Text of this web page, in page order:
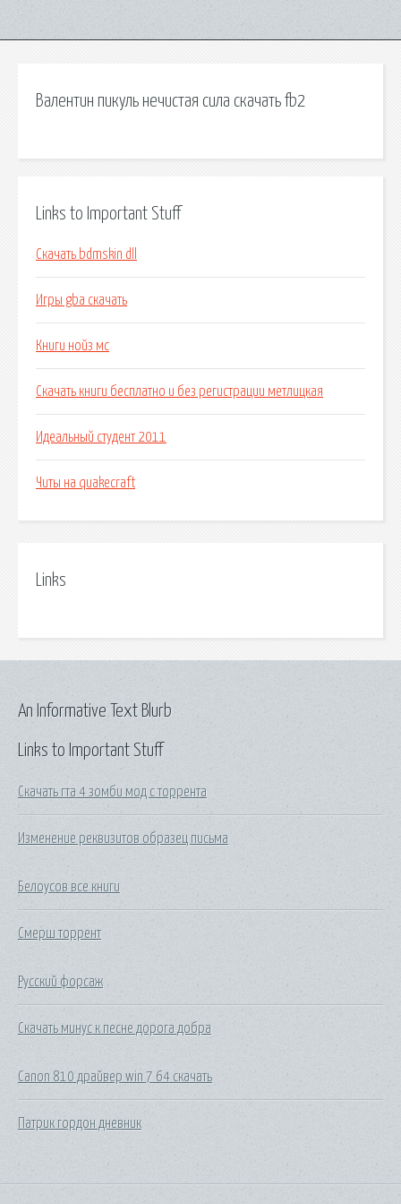
Валентин пикуль нечистая сила скачать fb2
Links to Important Stuff
Скачать bdmskin dll
Игры gba скачать
Книги нойз мс
Скачать книги бесплатно и без регистрации метлицкая
Идеальный студент 2011
Читы на quakecraft
Links
Links to Important Stuff
Скачать гта 4 зомби мод с торрента
Изменение реквизитов образец письма
Белоусов все книги
Смерш торрент
Русский форсаж
Скачать минус к песне дорога добра
Canon 810 драйвер win 7 64 скачать
Патрик гордон дневник
An Informative Text Blurb